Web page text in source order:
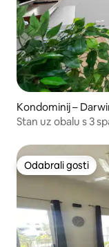
Kondominij –
Stan uz obalu s 3
Odabrali gosti
Odabrali gosti